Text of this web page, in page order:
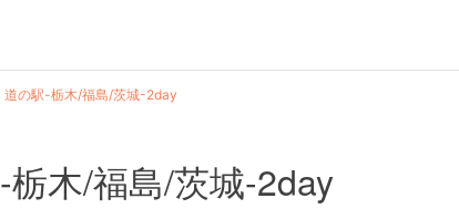
道の駅-栃木/福島/茨城-2day
木/福島/茨城-2day